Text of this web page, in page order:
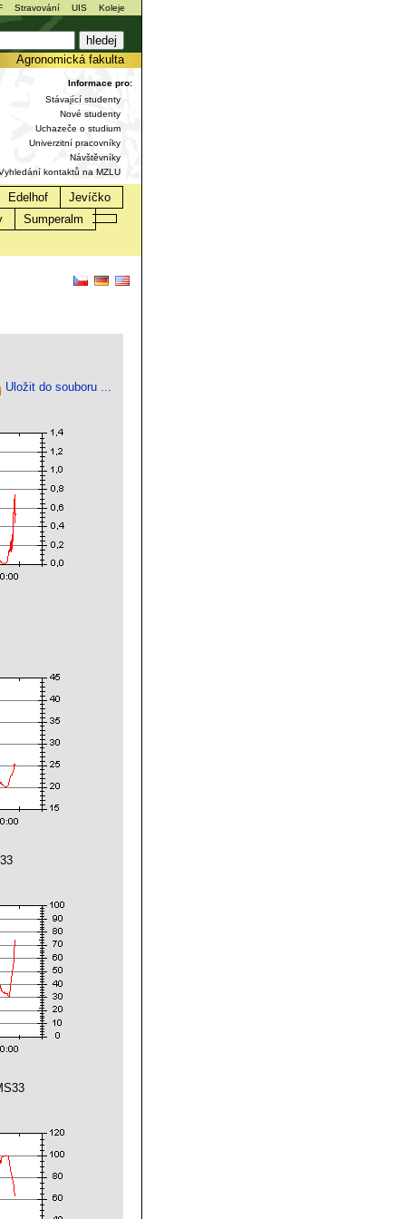
Stravování UIS Koleje
Agronomická fakulta
Informace pro:
Stávající studenty
Nové studenty
Uchazeče o studium
Univerzitní pracovníky
Návštěvníky
kontaktů na MZLU
Edelhof
Jevíčko
Sumperalm
Uložit do souboru ...